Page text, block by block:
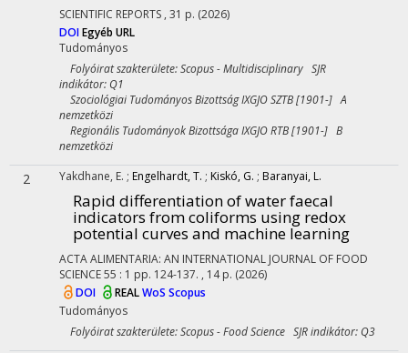
SCIENTIFIC REPORTS , 31 p. (2026)
DOIEgyéb URL
Tudományos
Folyóirat szakterülete: Scopus - Multidisciplinary SJR
indikátor: Q1
Szociológiai Tudományos Bizottság IXGJO SZTB [1901-] A
nemzetközi
Regionális Tudományok Bizottsága IXGJO RTB [1901-] B
nemzetközi
2 Yakdhane, E. ; Engelhardt, T. ; Kiskó, G. ; Baranyai, L.
Rapid differentiation of water faecal
indicators from coliforms using redox
potential curves and machine learning
ACTA ALIMENTARIA: AN INTERNATIONAL JOURNAL OF FOOD
SCIENCE55 : 1 pp. 124-137. , 14 p. (2026)
DOI
REALWoS Scopus
Tudományos
Folyóirat szakterülete: Scopus - Food Science SJR indikátor: Q3